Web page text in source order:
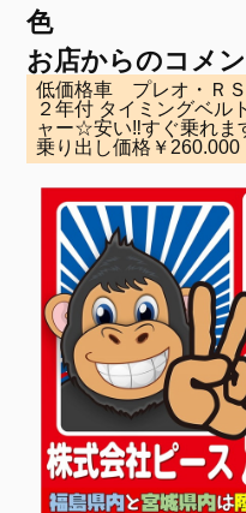
色
お店からのコメ
低価格車 プレオ・
２年付 タイミングベ
ャー☆安い‼すぐ乗れま
乗り出し価格￥260.000